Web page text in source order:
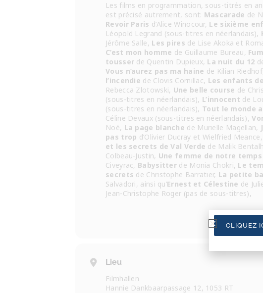
Les films en programmation, sous-titrés en
est précisé autrement, sont: Mascarade de
Revoir Paris d’Alice Winocour, Le sixième
Léopold Legrand (sous-titres en néerlandais),
Jérôme Salle, Les pires de Lise Akoka et
C’est mon homme de Guillaume Bureau,
tousser de Quentin Dupieux, La nuit du 12
Vous n’aurez pas ma haine de Kilian Riedhof,
l’incendie de Clovis Cornillac, Les enfants
Rebecca Zlotowski, Une belle course de
(sous-titres en néerlandais), L’innocent de
(sous-titres en néerlandais), Tout le monde
Céline Devaux (sous-titres en néerlandais),
Noé, La page blanche de Murielle Magellan,
pas trop d’Olivier Ducray et Wielfried Meance,
et les secrets de Val Verde de Malik
Colbeau-Justin, Une femme de notre temps
Civeyrac, Babysitter de Monia Chokri, Le
secrets de Christophe Barratier, La petite
Salvadori, ainsi qu’Ernest et Célestine de
Jean-Christophe Roger (pas de sous-titres),
Lieu
Filmhallen
Hannie Dankbaarpassage 12, 1053 RT
CLIQUEZ